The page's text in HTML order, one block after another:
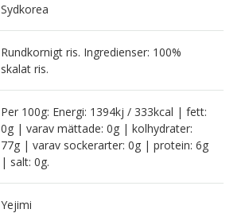
Sydkorea
Rundkornigt ris. Ingredienser: 100%
skalat ris.
Per 100g: Energi: 1394kj / 333kcal | fett:
0g | varav mättade: 0g | kolhydrater:
77g | varav sockerarter: 0g | protein: 6g
| salt: 0g.
Yejimi